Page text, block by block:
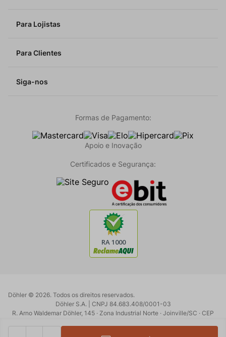
Para Lojistas
Para Clientes
Siga-nos
Formas de Pagamento:
Apoio e Inovação
Certificados e Segurança:
Döhler © 2026. Todos os direitos reservados.
Döhler S.A. | CNPJ 84.683.408/0001-03
R. Arno Waldemar Döhler, 145 · Zona Industrial Norte · Joinville/SC · CEP